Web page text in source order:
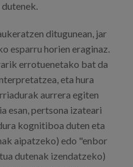
ditugunean, jar
esparru horien eraginaz.
errotuenetako bat da
eta hura
aurrera egiten
esan, pertsona izateari
kognitiboa duten eta
aipatzeko) edo "enbor
dutenak izendatzeko)